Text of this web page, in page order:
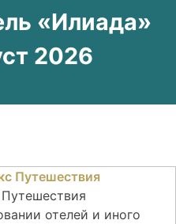
«Илиада»
2026
отелей и иного